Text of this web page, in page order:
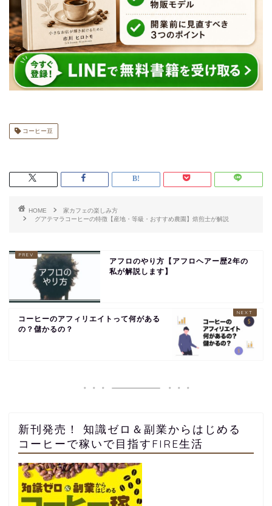
コーヒー豆
HOME
家カフェの楽しみ方
グアテマラコーヒーの特徴【産地・等級・おすすめ農園】焙煎士が解説
アフロのやり方【アフロヘアー歴2年の
私が解説します】
コーヒーのアフィリエイトって何がある
の？儲かるの？
新刊発売！ 知識ゼロ＆副業からはじめる
コーヒーで稼いで目指すFIRE生活